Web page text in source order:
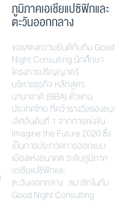
ภูมิภาคเอเชียแปซิฟิกและ
ตะวันออกกลาง
ขอแสดงความยินดีกับทีม Good
Night Consulting นักศึกษา
โครงการปริญญาตรี
บริหารธุรกิจ หลักสูตร
นานาชาติ (BBA) ตัวแทน
ประเทศไทย ที่คว้ารางวัลรองชนะ
เลิศอันดับที่ 1 จากการแข่งขัน
Imagine the Future 2020 ซึ่ง
เป็นการประกวดการออกแบบ
เมืองแห่งอนาคต ระดับภูมิภาค
เอเชียแปซิฟิกและ
ตะวันออกกลาง สมาชิกในทีม
Good Night Consulting